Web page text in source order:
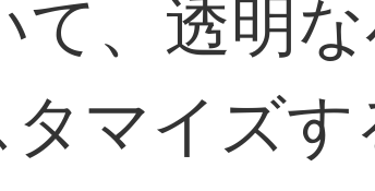
、透明
マイズす